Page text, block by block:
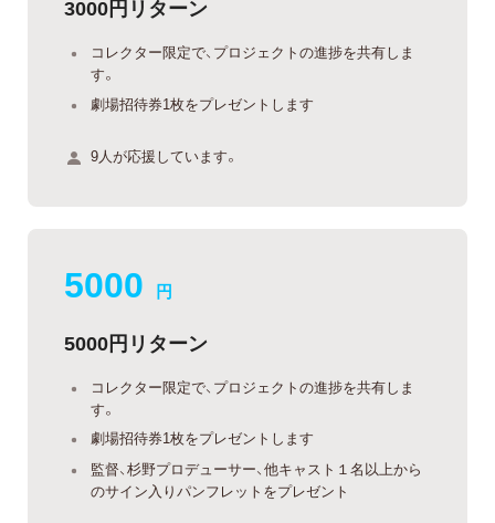
3000円リターン
コレクター限定で、プロジェクトの進捗を共有しま
す。
劇場招待券1枚をプレゼントします
9人が応援しています。
5000 円
5000円リターン
コレクター限定で、プロジェクトの進捗を共有しま
す。
劇場招待券1枚をプレゼントします
監督、杉野プロデューサー、他キャスト１名以上から
のサイン入りパンフレットをプレゼント